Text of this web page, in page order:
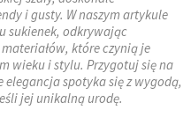
i gusty. W naszym artykule
sukienek, odkrywając
które czynią je
wieku i stylu. Przygotuj się na
spotyka się z wygodą,
jej unikalną urodę.